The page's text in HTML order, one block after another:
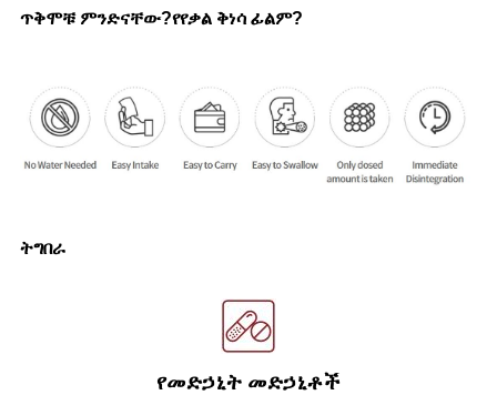
ጥቅሞቹ ምንድናቸው?የየቃል ቅነሳ ፊልም?
ትግበራ
የመድኃኒት መድኃኒቶች